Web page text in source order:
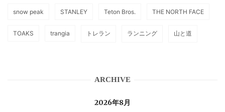
snow peak STANLEY Teton Bros. THE NORTH FACE
TOAKS trangia トレラン ランニング 山と道
ARCHIVE
2026年8月